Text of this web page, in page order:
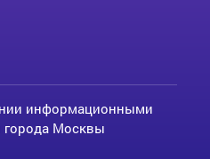
информационными
города Москвы